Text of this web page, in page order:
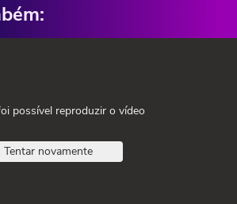
possível reproduzir o vídeo
Tentar novamente